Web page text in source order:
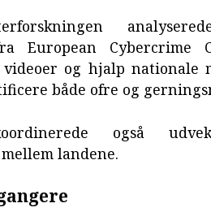
European Cybercrime
og hjalp nationale
både ofre og
også
landene.